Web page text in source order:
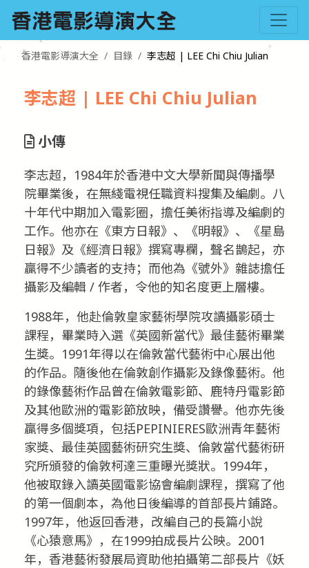
香港電影導演大全 目錄 李志超 | LEE Chi Chiu Julian
李志超 | LEE Chi Chiu Julian
小傳
李志超，1984年於香港中文大學新聞與傳播學
院畢業後，在無綫電視任職資料搜集及編劇。八
十年代中期加入電影圈，擔任美術指導及編劇的
工作。他亦在《東方日報》、《明報》、《星島
日報》及《經濟日報》撰寫專欄，聲名鵲起，亦
贏得不少讀者的支持；而他為《號外》雜誌擔任
攝影及編輯 / 作者，令他的知名度更上層樓。
1988年，他赴倫敦皇家藝術學院攻讀攝影碩士
課程，畢業時入選《英國新當代》最佳藝術畢業
生獎。1991年得以在倫敦當代藝術中心展出他
的作品。隨後他在倫敦創作攝影及錄像藝術。他
的錄像藝術作品曾在倫敦電影節、鹿特丹電影節
及其他歐洲的電影節放映，備受讚譽。他亦先後
贏得多個獎項，包括PEPINIERES歐洲青年藝術
家獎、最佳英國藝術研究生獎、倫敦當代藝術研
究所頒發的倫敦柯達三重曝光獎狀。1994年，
他被取錄入讀英國電影協會編劇課程，撰寫了他
的第一個劇本，為他日後編導的首部長片鋪路。
1997年，他返回香港，改編自己的長篇小說
《心猿意馬》，在1999拍成長片公映。2001
年，香港藝術發展局資助他拍攝第二部長片《妖